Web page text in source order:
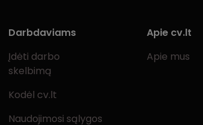
Darbdaviams
Įdėti darbo
skelbimą
Kodėl cv.lt
Naudojimosi sąlygos
Apie cv.lt
Apie mus